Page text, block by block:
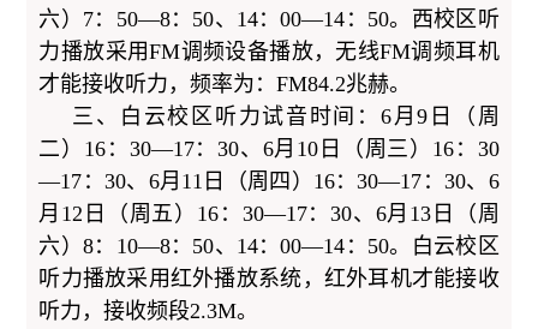
六）7：50—8：50、14：00—14：50。西校区听
力播放采用FM调频设备播放，无线FM调频耳机
才能接收听力，频率为：FM84.2兆赫。
三、白云校区听力试音时间：6月9日（周
二）16：30—17：30、6月10日（周三）16：30
—17：30、6月11日（周四）16：30—17：30、6
月12日（周五）16：30—17：30、6月13日（周
六）8：10—8：50、14：00—14：50。白云校区
听力播放采用红外播放系统，红外耳机才能接收
听力，接收频段2.3M。